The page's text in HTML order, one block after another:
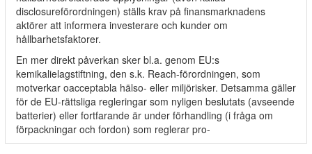
disclosureförordningen) ställs krav på finansmarknadens
aktörer att informera investerare och kunder om
hållbarhetsfaktorer.
En mer direkt påverkan sker bl.a. genom EU:s
kemikalielagstiftning, den s.k. Reach-förordningen, som
motverkar oacceptabla hälso- eller miljörisker. Detsamma gäller
för de EU-rättsliga regleringar som nyligen beslutats (avseende
batterier) eller fortfarande är under förhandling (i fråga om
förpackningar och fordon) som reglerar pro-